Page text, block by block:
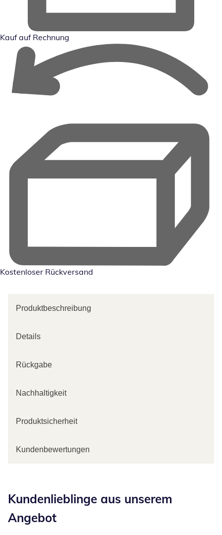
Kauf auf Rechnung
Kostenloser Rückversand
Produktbeschreibung
Details
Rückgabe
Nachhaltigkeit
Produktsicherheit
Kundenbewertungen
Kundenlieblinge aus unserem
Angebot